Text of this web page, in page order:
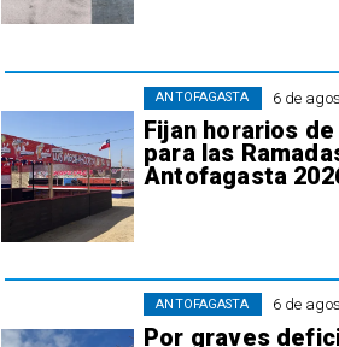
6 de
Fijan horarios
para las
Antofagasta
ANTOFAGASTA
6 de
Por graves
ANTOFAGASTA